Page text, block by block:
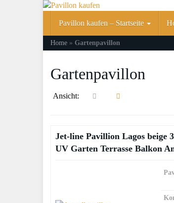
Pavillon kaufen – Startseite
Home » Gartenpavillon
Gartenpavillon
Ansicht:
Jet-line Pavillion Lagos beige
UV Garten Terrasse Balkon